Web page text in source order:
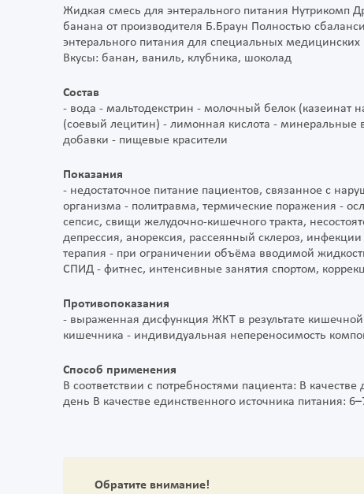
Жидкая смесь для энтерального питания Нутрикомп
банана от производителя Б.Браун Полностью
энтерального питания для специальных
Вкусы: банан, ваниль, клубника, шоколад
Состав
- вода - мальтодекстрин - молочный белок (казеинат
(соевый лецитин) - лимонная кислота -
добавки - пищевые красители
Показания
- недостаточное питание пациентов, связанное с
организма - политравма, термические поражения -
сепсис, свищи желудочно-кишечного тракта,
депрессия, анорексия, рассеянный склероз,
терапия - при ограничении объёма вводимой
СПИД - фитнес, интенсивные занятия спортом,
Противопоказания
- выраженная дисфункция ЖКТ в результате
кишечника - индивидуальная непереносимость
Способ применения
В соответствии с потребностями пациента: В
день В качестве единственного источника питания:
Обратите внимание!